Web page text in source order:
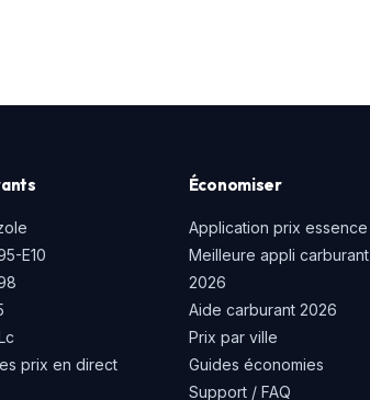
E10
prix en direct
Économiser
Application prix essence
Meilleure appli carburant
2026
Aide carburant 2026
Prix par ville
Guides économies
Support / FAQ